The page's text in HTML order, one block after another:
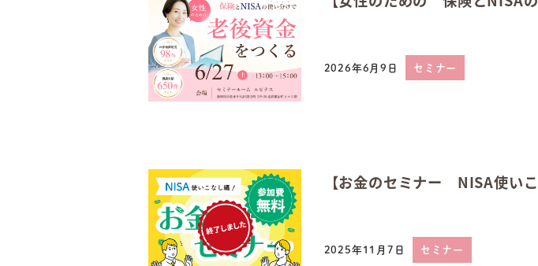
2026年6月9日 セミナー
【お金のセミナー NISA使いこ
2025年11月7日 セミナー